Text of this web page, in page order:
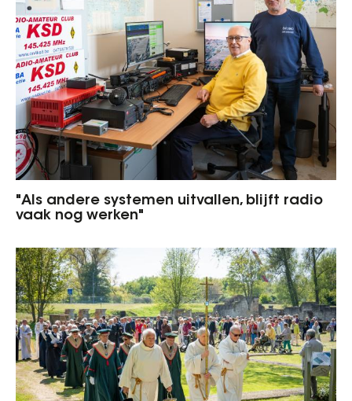
"Als andere systemen uitvallen, blijft radio
vaak nog werken"